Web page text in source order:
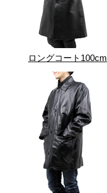
ロングコート100cm